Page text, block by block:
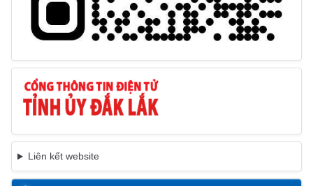
Liên kết website